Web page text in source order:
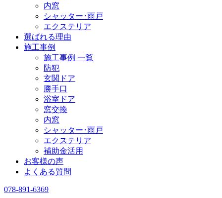
内窓
シャッター･雨戸
エクステリア
選ばれる理由
施工事例
施工事例 一覧
防犯
玄関ドア
勝手口
浴室ドア
窓交換
内窓
シャッター･雨戸
エクステリア
補助金活用
お客様の声
よくある質問
078-891-6369